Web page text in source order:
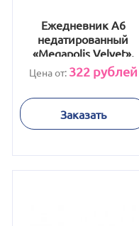
Ежедневник А6
недатированный
«Megapolis Velvet»,
синий
Цена от: 322 рублей
Заказать